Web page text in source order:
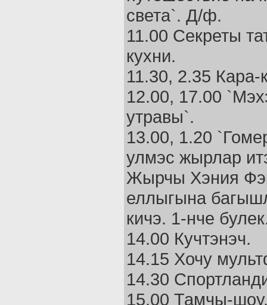
света`. Д/ф.
11.00 Секреты
кухни.
11.30, 2.35
12.00, 17.00
утравы`.
13.00, 1.20
улмэс жырлар
Жырчы Хэния
еллыгына
кичэ. 1-нче
14.00 Кучтэнэч.
14.15 Хочу
14.30
15.00 Тамчы-